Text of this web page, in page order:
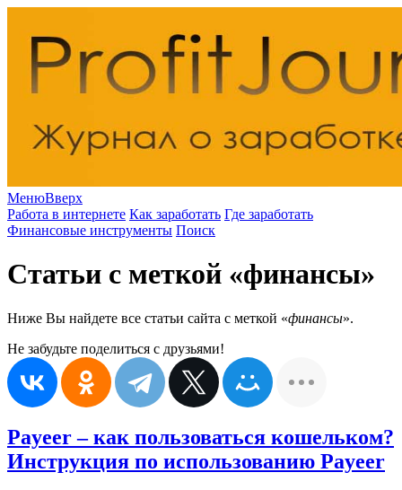
МенюВверх
Работа в интернете Как заработать Где заработать
Финансовые инструменты Поиск
Статьи с меткой «финансы»
Ниже Вы найдете все статьи сайта с меткой «финансы».
Не забудьте поделиться с друзьями!
Payeer – как пользоваться кошельком?
Инструкция по использованию Payeer